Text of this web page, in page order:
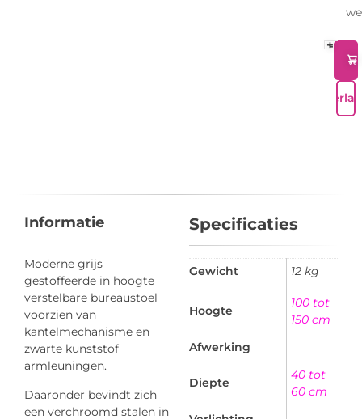
-
+
Informatie
Moderne grijs
gestoffeerde in hoogte
verstelbare bureaustoel
voorzien van
kantelmechanisme en
zwarte kunststof
armleuningen.
Daaronder bevindt zich
een verchroomd stalen in
Specificaties
Gewicht 12 kg
Hoogte
100 tot
150 cm
Afwerking
Diepte
40 tot
60 cm